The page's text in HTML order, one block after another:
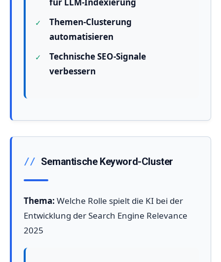
Themen-Clusterung
automatisieren
Technische SEO-Signale
verbessern
Semantische Keyword-Cluster
Thema: Welche Rolle spielt die KI bei der
Entwicklung der Search Engine Relevance
2025